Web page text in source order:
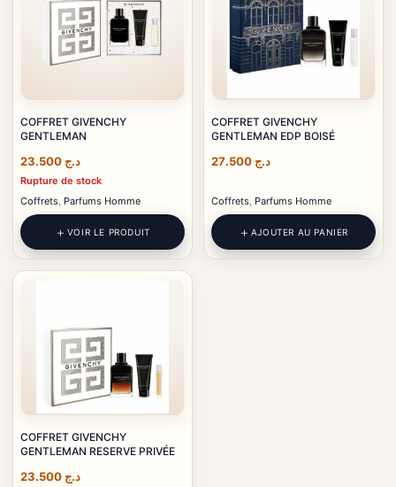
COFFRET GIVENCHY
GENTLEMAN
د.ج
Rupture de stock
Coffrets, Parfums Homme
VOIR LE PRODUIT
COFFRET GIVENCHY
GENTLEMAN EDP BOISÉ
د.ج
Coffrets, Parfums Homme
AJOUTER AU PANIER
COFFRET GIVENCHY
GENTLEMAN RESERVE PRIVÉE
د.ج